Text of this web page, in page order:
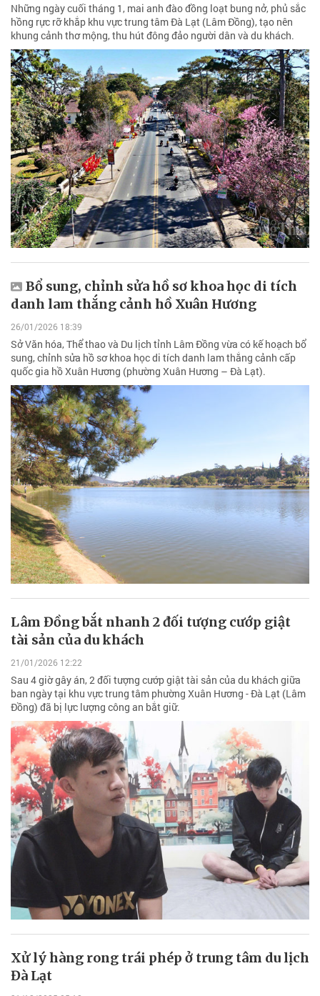
Những ngày cuối tháng 1, mai anh đào đồng loạt bung nở, phủ sắc
hồng rực rỡ khắp khu vực trung tâm Đà Lạt (Lâm Đồng), tạo nên
khung cảnh thơ mộng, thu hút đông đảo người dân và du khách.
Bổ sung, chỉnh sửa hồ sơ khoa học di tích
danh lam thắng cảnh hồ Xuân Hương
26/01/2026 18:39
Sở Văn hóa, Thể thao và Du lịch tỉnh Lâm Đồng vừa có kế hoạch bổ
sung, chỉnh sửa hồ sơ khoa học di tích danh lam thắng cảnh cấp
quốc gia hồ Xuân Hương (phường Xuân Hương – Đà Lạt).
Lâm Đồng bắt nhanh 2 đối tượng cướp giật
tài sản của du khách
21/01/2026 12:22
Sau 4 giờ gây án, 2 đối tượng cướp giật tài sản của du khách giữa
ban ngày tại khu vực trung tâm phường Xuân Hương - Đà Lạt (Lâm
Đồng) đã bị lực lượng công an bắt giữ.
Xử lý hàng rong trái phép ở trung tâm du lịch
Đà Lạt